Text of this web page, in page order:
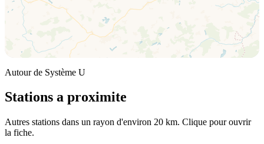
Autour de Système U
Stations a proximite
Autres stations dans un rayon d'environ 20 km. Clique pour ouvrir
la fiche.